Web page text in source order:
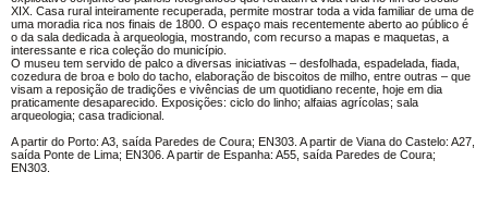
XIX. Casa rural inteiramente recuperada, permite mostrar toda a vida familiar de uma de
uma moradia rica nos finais de 1800. O espaço mais recentemente aberto ao público é
o da sala dedicada à arqueologia, mostrando, com recurso a mapas e maquetas, a
interessante e rica coleção do município.
O museu tem servido de palco a diversas iniciativas – desfolhada, espadelada, fiada,
cozedura de broa e bolo do tacho, elaboração de biscoitos de milho, entre outras – que
visam a reposição de tradições e vivências de um quotidiano recente, hoje em dia
praticamente desaparecido. Exposições: ciclo do linho; alfaias agrícolas; sala
arqueologia; casa tradicional.
A partir do Porto: A3, saída Paredes de Coura; EN303. A partir de Viana do Castelo: A27,
saída Ponte de Lima; EN306. A partir de Espanha: A55, saída Paredes de Coura;
EN303.